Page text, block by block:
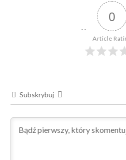
0
Article
Subskrybuj